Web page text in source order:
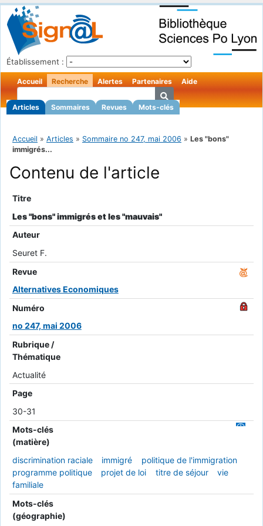
Établissement :
Accueil Recherche
Articles Sommaires Revues Mots-clés
Alertes Partenaires Aide
Accueil » Articles » Sommaire no 247, mai 2006 » Les "bons"
immigrés...
Contenu de l'article
Titre
Les "bons" immigrés et les "mauvais"
Auteur
Seuret F.
Revue
Alternatives Economiques
Numéro
no 247, mai 2006
Rubrique /
Thématique
Actualité
Page
30-31
Mots-clés
(matière)
discrimination raciale
immigré
politique de l'immigration
programme politique
projet de loi titre de séjour
vie
familiale
Mots-clés
(géographie)